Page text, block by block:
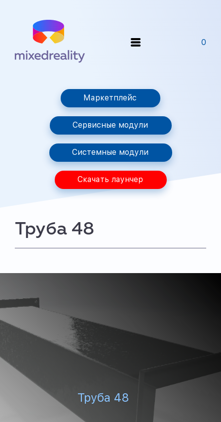
0
Маркетплейс
Сервисные модули
Системные модули
Скачать лаунчер
Труба 48
Труба 48